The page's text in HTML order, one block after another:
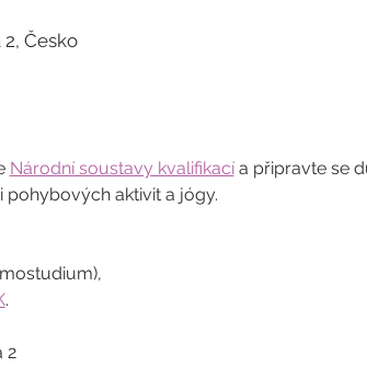
Česko
Národní soustavy kvalifikací a připravte se
aktivit a jógy.
.
2